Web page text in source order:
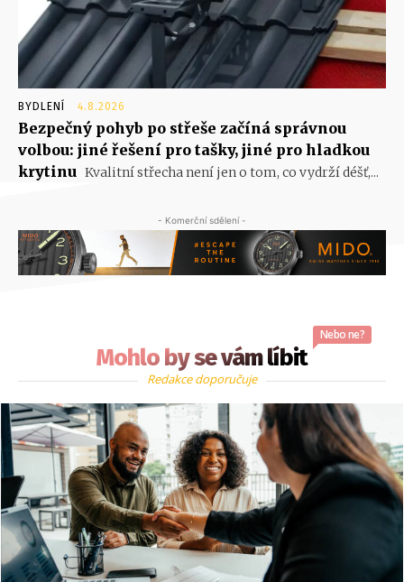
BYDLENÍ 4.8.2026
Bezpečný pohyb po střeše začíná správnou
volbou: jiné řešení pro tašky, jiné pro hladkou
krytinu Kvalitní střecha není jen o tom, co vydrží déšť,...
- Komerční sdělení -
Mohlo by se vám líbit
Nebo ne?
Redakce doporučuje